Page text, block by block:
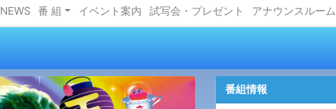
NEWS 番 組 イベント案内 試写会・プレゼント アナウンスルーム
番組情報